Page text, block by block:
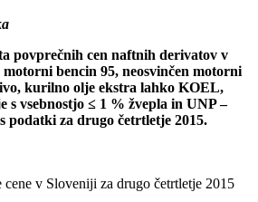
povprečnih cen naftnih derivatov v
motorni bencin 95, neosvinčen motorni
kurilno olje ekstra lahko KOEL,
vsebnostjo ≤ 1 % žvepla in UNP –
podatki za drugo četrtletje 2015.
cene v Sloveniji za drugo četrtletje 2015